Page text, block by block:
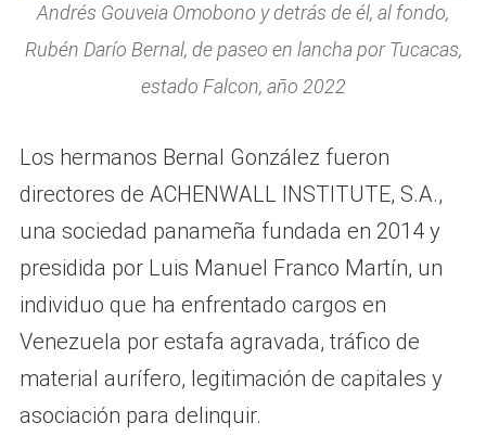
Andrés Gouveia Omobono y detrás de él, al fondo,
Rubén Darío Bernal, de paseo en lancha por Tucacas,
estado Falcon, año 2022
Los hermanos Bernal González fueron
directores de ACHENWALL INSTITUTE, S.A.,
una sociedad panameña fundada en 2014 y
presidida por Luis Manuel Franco Martín, un
individuo que ha enfrentado cargos en
Venezuela por estafa agravada, tráfico de
material aurífero, legitimación de capitales y
asociación para delinquir.